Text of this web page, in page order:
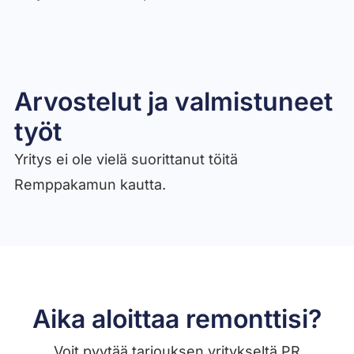
Arvostelut ja valmistuneet
työt​
Yritys ei ole vielä suorittanut töitä
Remppakamun kautta.
Aika aloittaa remonttisi?